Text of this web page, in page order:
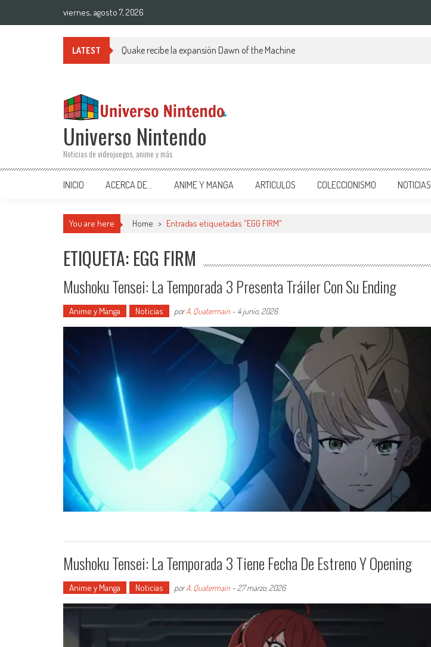
viernes, agosto 7, 2026
LATEST Quake recibe la expansión Dawn of the Machine
Universo Nintendo
Noticias de videojuegos, anime y más
INICIO ACERCA DE… ANIME Y MANGA ARTICULOS COLECCIONISMO NOTICIAS
You are here Home > Entradas etiquetadas "EGG FIRM"
ETIQUETA: EGG FIRM
Mushoku Tensei: La Temporada 3 Presenta Tráiler Con Su Ending
Anime y Manga Noticias porA. Quatermain - 4 junio, 2026
Mushoku Tensei: La Temporada 3 Tiene Fecha De Estreno Y Opening
Anime y Manga Noticias porA. Quatermain - 27 marzo, 2026